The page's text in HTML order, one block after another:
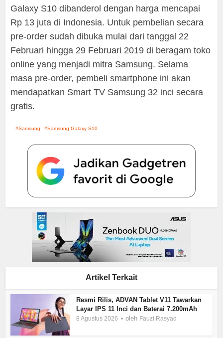
Galaxy S10 dibanderol dengan harga mencapai
Rp 13 juta di Indonesia. Untuk pembelian secara
pre-order sudah dibuka mulai dari tanggal 22
Februari hingga 29 Februari 2019 di beragam toko
online yang menjadi mitra Samsung. Selama
masa pre-order, pembeli smartphone ini akan
mendapatkan Smart TV Samsung 32 inci secara
gratis.
Samsung Samsung Galaxy S10
Artikel Terkait
Resmi Rilis, ADVAN Tablet V11 Tawarkan
Layar IPS 11 Inci dan Baterai 7.200mAh
8 Agustus 2026 oleh Fauzi Rasyad